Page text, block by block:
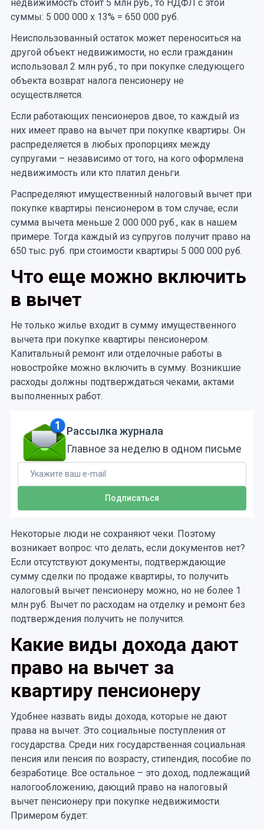
недвижимость стоит 5 млн руб., то НДФЛ с этой
суммы: 5 000 000 х 13% = 650 000 руб.
Неиспользованный остаток может переноситься на
другой объект недвижимости, но если гражданин
использовал 2 млн руб., то при покупке следующего
объекта возврат налога пенсионеру не
осуществляется.
Если работающих пенсионеров двое, то каждый из
них имеет право на вычет при покупке квартиры. Он
распределяется в любых пропорциях между
супругами – независимо от того, на кого оформлена
недвижимость или кто платил деньги.
Распределяют имущественный налоговый вычет при
покупке квартиры пенсионером в том случае, если
сумма вычета меньше 2 000 000 руб., как в нашем
примере. Тогда каждый из супругов получит право на
650 тыс. руб. при стоимости квартиры 5 000 000 руб.
Что еще можно включить
в вычет
Не только жилье входит в сумму имущественного
вычета при покупке квартиры пенсионером.
Капитальный ремонт или отделочные работы в
новостройке можно включить в сумму. Возникшие
расходы должны подтверждаться чеками, актами
выполненных работ.
Рассылка журнала
Главное за неделю в одном письме
Некоторые люди не сохраняют чеки. Поэтому
возникает вопрос: что делать, если документов нет?
Если отсутствуют документы, подтверждающие
сумму сделки по продаже квартиры, то получить
налоговый вычет пенсионеру можно, но не более 1
млн руб. Вычет по расходам на отделку и ремонт без
подтверждения получить не получится.
Какие виды дохода дают
право на вычет за
квартиру пенсионеру
Удобнее назвать виды дохода, которые не дают
права на вычет. Это социальные поступления от
государства. Среди них государственная социальная
пенсия или пенсия по возрасту, стипендия, пособие по
безработице. Все остальное – это доход, подлежащий
налогообложению, дающий право на налоговый
вычет пенсионеру при покупке недвижимости.
Примером будет: